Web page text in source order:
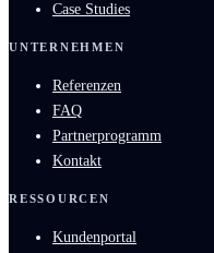
Case Studies
UNTERNEHMEN
Referenzen
FAQ
Partnerprogramm
Kontakt
RESSOURCEN
Kundenportal